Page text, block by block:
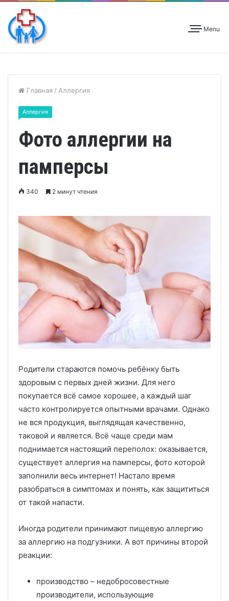
Menu
Главная / Аллергия
Аллергия
Фото аллергии на
памперсы
340 2 минут чтения
Родители стараются помочь ребёнку быть
здоровым с первых дней жизни. Для него
покупается всё самое хорошее, а каждый шаг
часто контролируется опытными врачами. Однако
не вся продукция, выглядящая качественно,
таковой и является. Всё чаще среди мам
поднимается настоящий переполох: оказывается,
существует аллергия на памперсы, фото которой
заполнили весь интернет! Настало время
разобраться в симптомах и понять, как защититься
от такой напасти.
Иногда родители принимают пищевую аллергию
за аллергию на подгузники. А вот причины второй
реакции:
производство – недобросовестные
производители, использующие